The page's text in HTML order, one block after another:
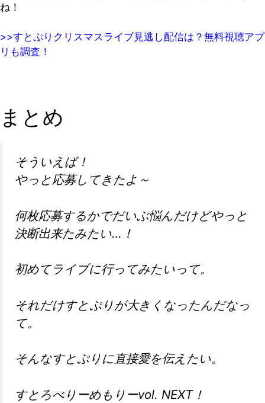
ね！
>>すとぷりクリスマスライブ見逃し配信は？無料視聴アプ
リも調査！
まとめ
そういえば！
やっと応募してきたよ～
何枚応募するかでだいぶ悩んだけどやっと
決断出来たみたい…！
初めてライブに行ってみたいって。
それだけすとぷりが大きくなったんだなっ
て。
そんなすとぷりに直接愛を伝えたい。
すとろべりーめもりーvol. NEXT！